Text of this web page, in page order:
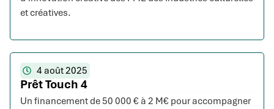
et créatives.
4 août 2025
Prêt Touch 4
Un financement de 50 000 € à 2 M€ pour accompagner